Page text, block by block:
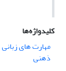
کلیدواژه‌ها
مهارت های زبانی
ذهنی